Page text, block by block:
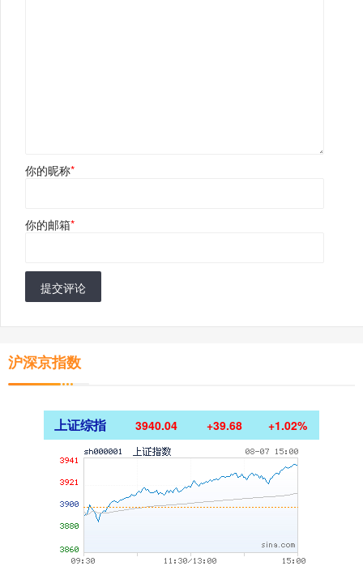
你的昵称*
你的邮箱*
提交评论
沪深京指数
上证综指 3940.04 +39.68 +1.02%